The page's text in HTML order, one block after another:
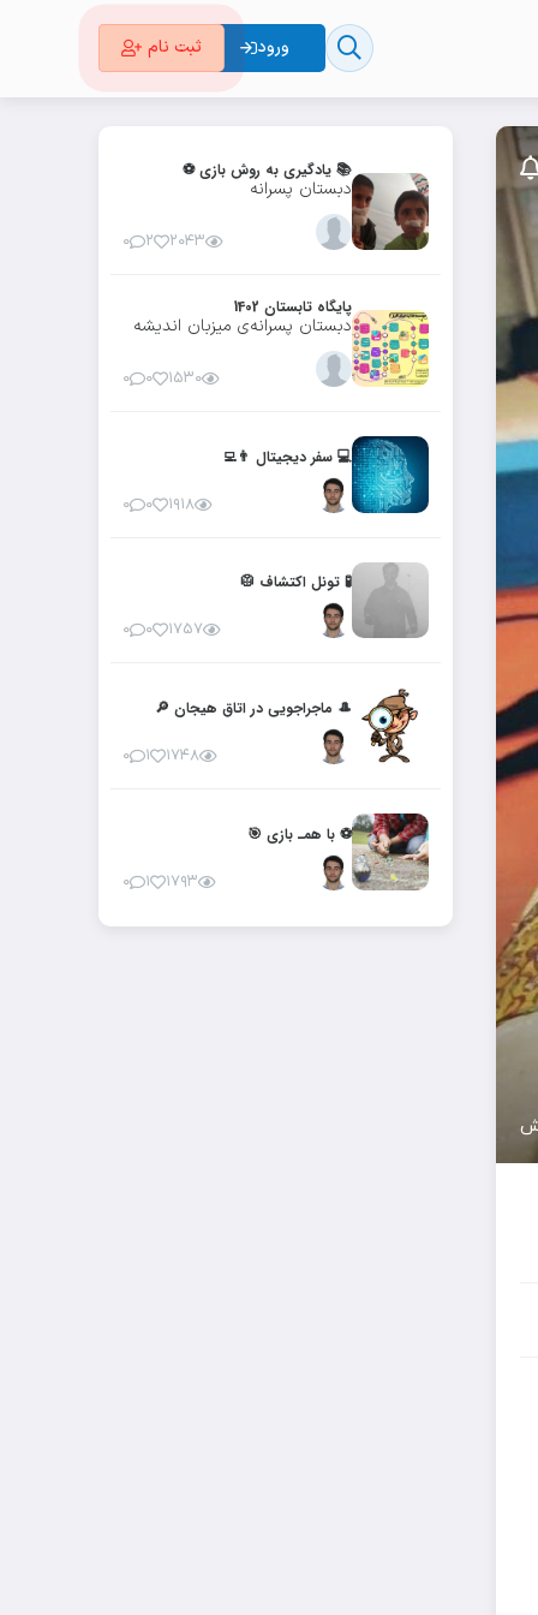
ورود ثبت نام
📚 یادگیری به روش بازی ⚽
دبستان پسرانه
۲۰۴۳ ۲ ۰
پایگاه تابستان 1402
دبستان پسرانه‌ی میزبان اندیشه
۱۵۳۰ ۰ ۰
💻 سفر دیجیتال 👨‍💻
۱۹۱۸ ۰ ۰
🧪 تونل اکتشاف 🥼
۱۷۵۷ ۰ ۰
🎩 ماجراجویی در اتاق هیجان 🔎
۱۷۴۸ ۱ ۰
⚽️ با همـ بازی 🎯
۱۷۹۳ ۱ ۰